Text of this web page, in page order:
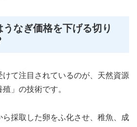
うなぎ価格を下げる切り
けて注目されているのが、天然資源
」の技術です。
ら採取した卵をふ化させ、稚魚、成